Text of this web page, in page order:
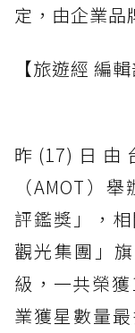
定，由企業
【旅遊經 編輯
昨(17)日由
（AMOT）
評鑑獎」，
觀光集團」
級，一共榮
業獲星數量